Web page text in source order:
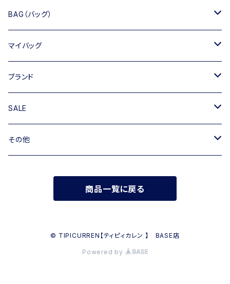
BAG（バッグ）
トートバッグ
ショルダーバッグ
ハンドバッグ
ミニバッグ・クラッチバッグ
マイバッグ
キャンバス
ブランド
TIPICURREN
M rose
FERUUCCIO VECCHI
SALE
バッグ
その他
商品一覧に戻る
© TIPICURREN【ティピィカレン 】 BASE店
Powered by